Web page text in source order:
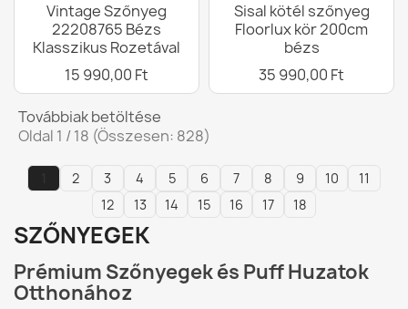
Vintage Szőnyeg
22208765 Bézs
Klasszikus Rozetával
15 990,00 Ft
Sisal kötél szőnyeg
Floorlux kör 200cm
bézs
35 990,00 Ft
Továbbiak betöltése
Oldal 1 / 18 (Összesen: 828)
2 3 4 5 6 7 8 9 10
11
12
13 14 15 16 17 18
SZŐNYEGEK
Prémium Szőnyegek és Puff Huzatok
Otthonához